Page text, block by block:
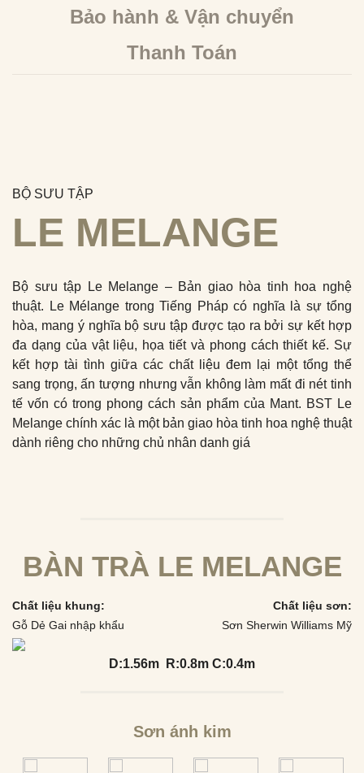
Bảo hành & Vận chuyển
Thanh Toán
BỘ SƯU TẬP
LE MELANGE
Bộ sưu tập Le Melange – Bản giao hòa tinh hoa nghệ
thuật. Le Mélange trong Tiếng Pháp có nghĩa là sự tổng
hòa, mang ý nghĩa bộ sưu tập được tạo ra bởi sự kết hợp
đa dạng của vật liệu, họa tiết và phong cách thiết kế. Sự
kết hợp tài tình giữa các chất liệu đem lại một tổng thể
sang trọng, ấn tượng nhưng vẫn không làm mất đi nét tinh
tế vốn có trong phong cách sản phẩm của Mant. BST Le
Melange chính xác là một bản giao hòa tinh hoa nghệ thuật
dành riêng cho những chủ nhân danh giá
BÀN TRÀ LE MELANGE
Chất liệu khung:
Gỗ Dẻ Gai nhập khẩu
Chất liệu sơn:
Sơn Sherwin Williams Mỹ
D:1.56m R:0.8m C:0.4m
Sơn ánh kim